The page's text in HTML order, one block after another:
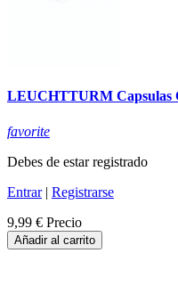
LEUCHTTURM Capsulas
favorite
Debes de estar registrado
Entrar| Registrarse
9,99 € Precio
Añadir al carrito